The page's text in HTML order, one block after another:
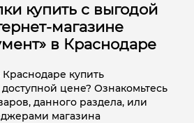
купить с выгодой
магазине
в Краснодаре
Краснодаре купить
доступной цене? Ознакомьтесь
данного раздела, или
магазина